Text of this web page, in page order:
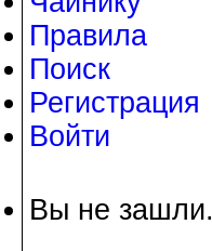
Правила
Поиск
Регистрация
Войти
Вы не зашли.